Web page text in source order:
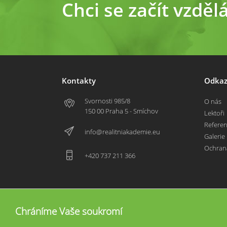
Chci se začít
Kontakty
Svornosti 985/8
150 00 Praha 5 - Smíchov
info@realitniakademie.eu
+420 737 211 366
O nás
Lektoři
Galerie
Chráníme Vaše soukromí